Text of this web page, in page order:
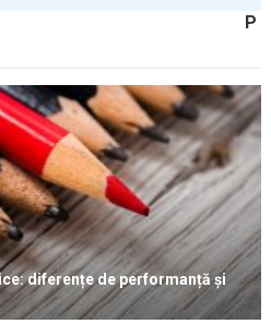
P
diferențe de performanță și